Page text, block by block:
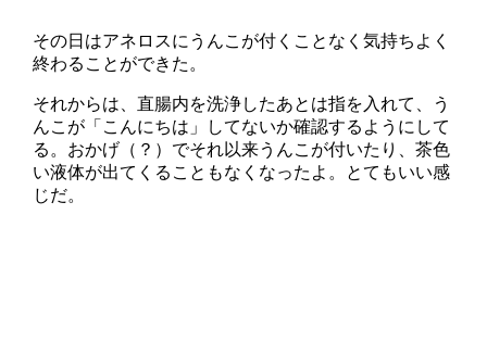
その日はアネロスにうんこが付くことなく気持ちよく
終わることができた。
それからは、直腸内を洗浄したあとは指を入れて、う
んこが「こんにちは」してないか確認するようにして
る。おかげ（？）でそれ以来うんこが付いたり、茶色
い液体が出てくることもなくなったよ。とてもいい感
じだ。